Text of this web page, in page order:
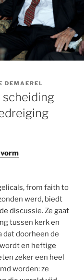
DEMAEREL
scheiding
from faith to
werd, biedt
discussie. Ze gaat
tussen kerk en
dat doorheen de
en heftige
zeker een heel
worden: ze